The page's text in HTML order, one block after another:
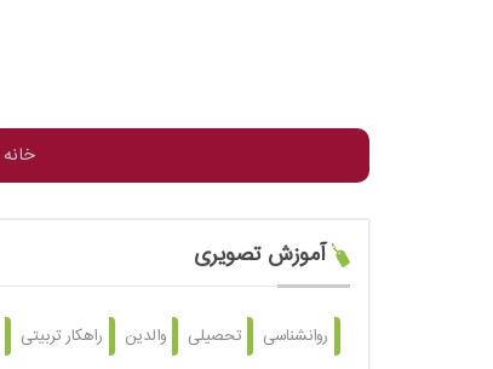
خانه
آموزش تصویری
روانشناسی تحصیلی والدین راهکار تربیتی